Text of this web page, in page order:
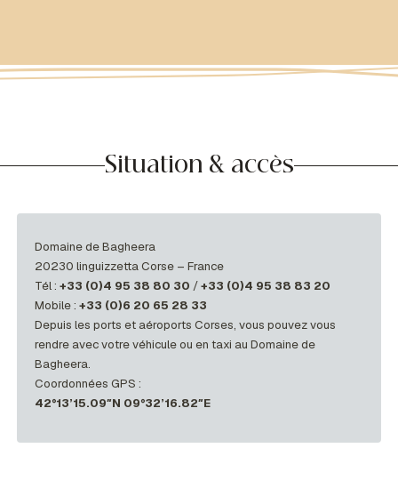
Situation & accès
Domaine de Bagheera
20230 linguizzetta Corse – France
Tél : +33 (0)4 95 38 80 30 /+33 (0)4 95 38 83 20
Mobile : +33 (0)6 20 65 28 33
Depuis les ports et aéroports Corses, vous pouvez vous
rendre avec votre véhicule ou en taxi au Domaine de
Bagheera.
Coordonnées GPS :
42°13’15.09″N 09°32’16.82″E